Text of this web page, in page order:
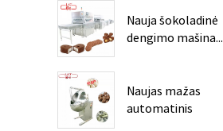
Nauja šokoladinė
dengimo mašina...
Naujas mažas
automatinis